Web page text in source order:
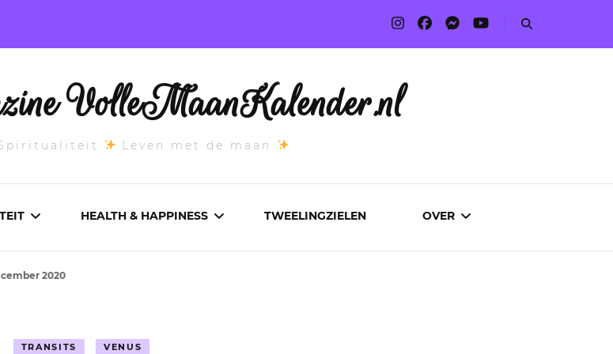
VolleMaanKalender.nl
Leven met de maan
HEALTH & HAPPINESS TWEELINGZIELEN OVER
2020
TRANSITS VENUS